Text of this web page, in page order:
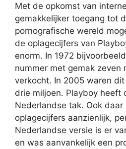
Met de opkomst van
gemakkelijker toegang tot
pornografische wereld
de oplagecijfers van
enorm. In 1972
nummer met gemak zeven
verkocht. In 2005 waren
drie miljoen. Playboy heeft
Nederlandse tak. Ook
oplagecijfers aanzienlijk,
Nederlandse versie is er
en was aanvankelijk een